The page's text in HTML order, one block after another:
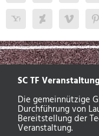
SC TF
Die gemeinnützige
Durchführung von
Bereitstellung der
Veranstaltung.